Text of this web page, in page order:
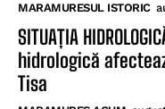
MARAMURESUL ISTORIC
SITUAȚIA
hidrologică
Tisa